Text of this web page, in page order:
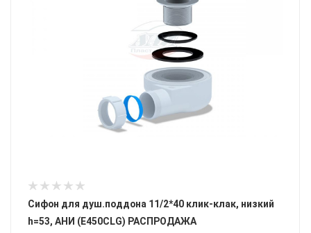
Сифон для душ.поддона 11/2*40 клик-клак, низкий
h=53, АНИ (E450CLG) РАСПРОДАЖА